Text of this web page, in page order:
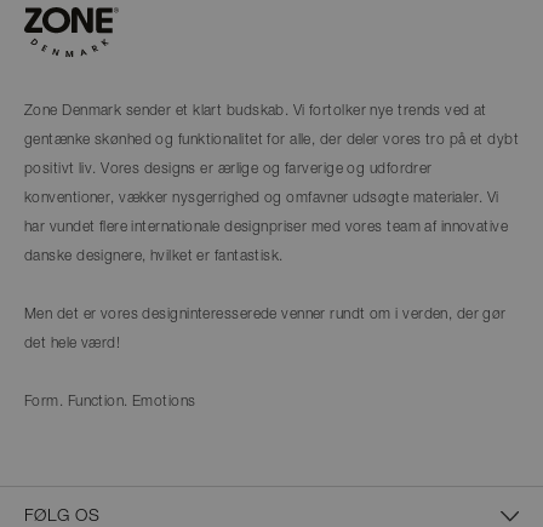
Zone Denmark sender et klart budskab. Vi fortolker nye trends ved at
gentænke skønhed og funktionalitet for alle, der deler vores tro på et dybt
positivt liv. Vores designs er ærlige og farverige og udfordrer
konventioner, vækker nysgerrighed og omfavner udsøgte materialer. Vi
har vundet flere internationale designpriser med vores team af innovative
danske designere, hvilket er fantastisk.
Men det er vores designinteresserede venner rundt om i verden, der gør
det hele værd!
Form. Function. Emotions
FØLG OS